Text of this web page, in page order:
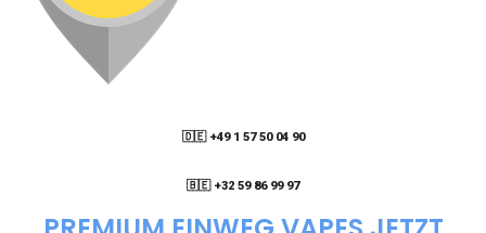
🇩🇪 +49 1 57 50 04 90
🇧🇪 +32 59 86 99 97